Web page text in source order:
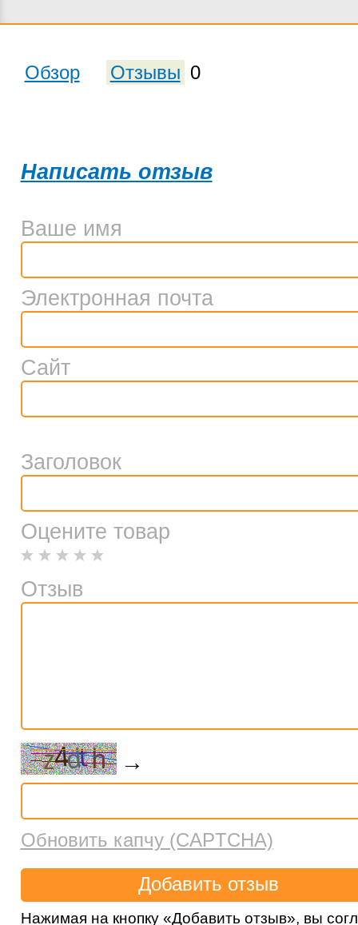
Обзор Отзывы 0
Написать отзыв
Ваше имя
Электронная почта
Сайт
Заголовок
Оцените товар
Отзыв
→
Обновить капчу (CAPTCHA)
Нажимая на кнопку «Добавить отзыв», вы